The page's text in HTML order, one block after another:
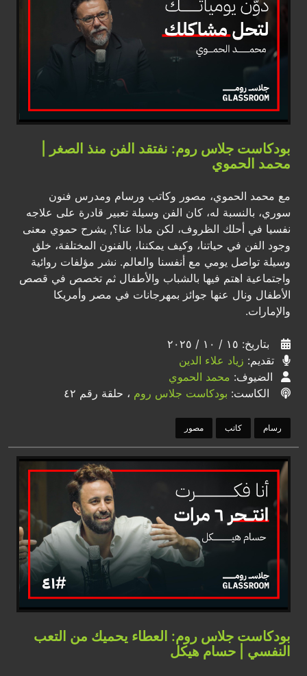
بودكاست جلاس روم: نفتقد الفن منذ الصغر |
محمد الحموي
مع محمد الحموي، مصور وكاتب ورسام ومدرس فنون
سوري، بالنسبة له، كان الفن وسيلة تعبير قادرة على علاجه
نفسيا في أحلك الظروف، لكن ماذا عنا؟, يشرح حموي معنى
وجود الفن في حياتنا، وكيف يمكننا، بالفنون المختلفة، خلق
وسيلة تواصل يومي مع أنفسنا والعالم. نشر مؤلفات روائية
واجتماعية اهتم فيها بالشباب والأطفال ثم تخصص في قصص
الأطفال ونال عنها جوائز بمهرجانات في مصر وأمريكا
والإمارات.
بتاريخ: ١٥ / ١٠ / ٢٠٢٥
تقديم: زياد علاء الدين
الضيوف: محمد الحموي
الكاست: بودكاست جلاس روم ، حلقة رقم ٤٢
رسام كاتب مصور
بودكاست جلاس روم: العطاء يحميك من التعب
النفسي | حسام هيكل